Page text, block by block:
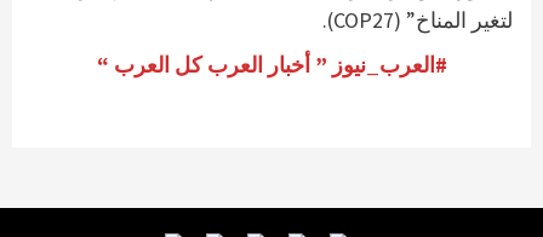
لتغير المناخ” (COP27).
#العرب_نيوز ” أخبار العرب كل العرب “